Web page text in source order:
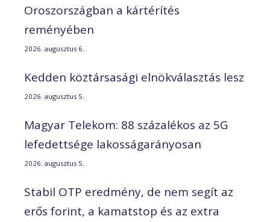
Oroszországban a kártérítés
reményében
2026. augusztus 6.
Kedden köztársasági elnökválasztás lesz
2026. augusztus 5.
Magyar Telekom: 88 százalékos az 5G
lefedettsége lakosságarányosan
2026. augusztus 5.
Stabil OTP eredmény, de nem segít az
erős forint, a kamatstop és az extra